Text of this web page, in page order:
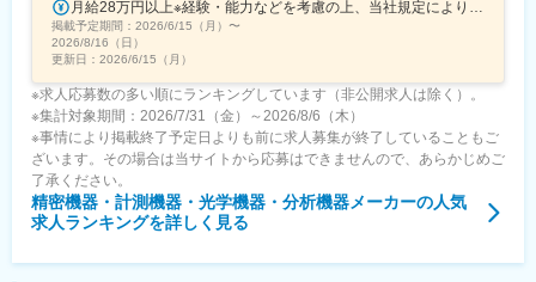
月給28万円以上※経験・能力などを考慮の上、当社規定により決定します。
掲載予定期間： 2026/6/15（月） 〜
2026/8/16（日）
更新日： 2026/6/15（月）
※求人応募数の多い順にランキングしています（非公開求人は除く）。
※集計対象期間：2026/7/31（金）～2026/8/6（木）
※事情により掲載終了予定日よりも前に求人募集が終了していることもご
ざいます。その場合は当サイトから応募はできませんので、あらかじめご
了承ください。
精密機器・計測機器・光学機器・分析機器メーカーの人気
求人ランキングを詳しく見る